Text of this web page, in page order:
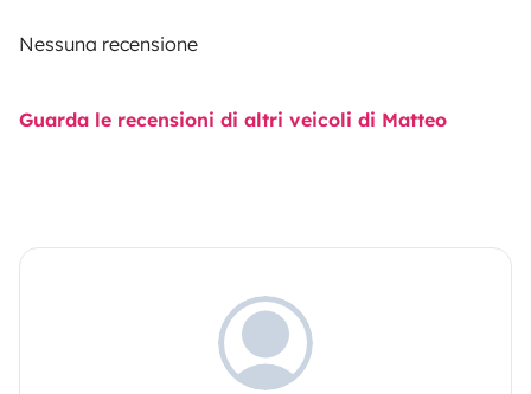
Nessuna recensione
Guarda le recensioni di altri veicoli di Matteo